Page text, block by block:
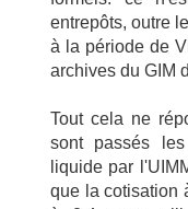
entrepôts, outre
à la période de
archives du GIM
Tout cela ne
sont passés
liquide par
que la cotisation